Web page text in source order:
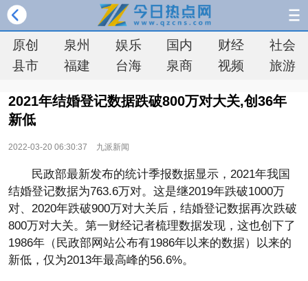
原创 泉州 娱乐 国内 财经
社会
县市
福建 台海 泉商 视频 旅游
2021年结婚登记数据跌破800万对大关,创36年
新低
2022-03-20 06:30:37 九派新闻
民政部最新发布的统计季报数据显示，2021年我国
结婚登记数据为763.6万对。这是继2019年跌破1000万
对、2020年跌破900万对大关后，结婚登记数据再次跌破
800万对大关。第一财经记者梳理数据发现，这也创下了
1986年（民政部网站公布有1986年以来的数据）以来的
新低，仅为2013年最高峰的56.6%。